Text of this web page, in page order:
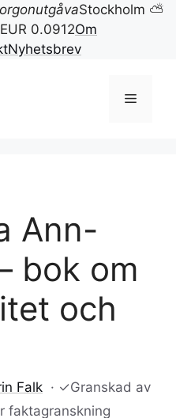
Stockholm ⛅
0.0912Om
Nyhetsbrev
Meny
Ann-
bok om
och
Falk · ✓Granskad av
faktagranskning